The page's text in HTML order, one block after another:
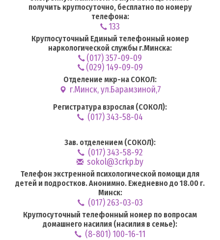
получить круглосуточно, бесплатно по номеру
телефона:
133
Круглосуточный Единый телефонный номер
наркологической службы г.Минска:
(017) 357-09-09
(029) 149-09-09
Отделение мкр-на СОКОЛ:
г.Минск, ул.Барамзиной,7
Регистратура взрослая (СОКОЛ):
(017) 343-58-04
Зав. отделением (СОКОЛ):
(017) 343-58-92
sokol@3crkp.by
Телефон экстренной психологической помощи для
детей и подростков. Анонимно. Ежедневно до 18.00 г.
Минск:
(017) 263-03-03
Круглосуточный телефонный номер по вопросам
домашнего насилия (насилия в семье):
(8-801) 100-16-11